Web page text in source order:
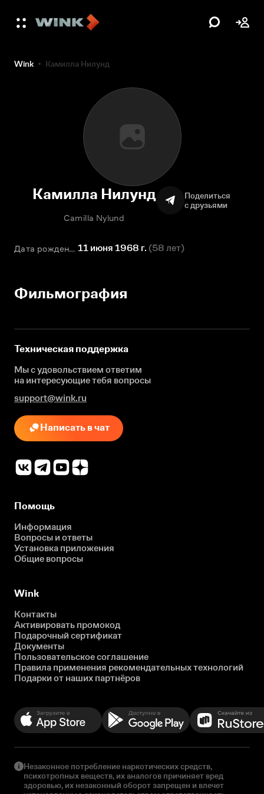
Wink Камилла Нилунд
Камилла Нилунд
Camilla Nylund
Поделиться
с друзьями
Дата рождения 11 июня 1968 г. (58 лет)
Фильмография
Техническая поддержка
Мы с удовольствием ответим
на интересующиетебя вопросы
support@wink.ru
Написать в чат
Помощь
Информация
Вопросы и ответы
Установка приложения
Общие вопросы
Wink
Контакты
Активировать промокод
Подарочный сертификат
Документы
Пользовательское соглашение
Правила применения рекомендательных технологий
Подарки от наших партнёров
Незаконное потребление наркотических средств,
психотропных веществ, их аналогов причиняет вред
здоровью, их незаконный оборот запрещен и влечет